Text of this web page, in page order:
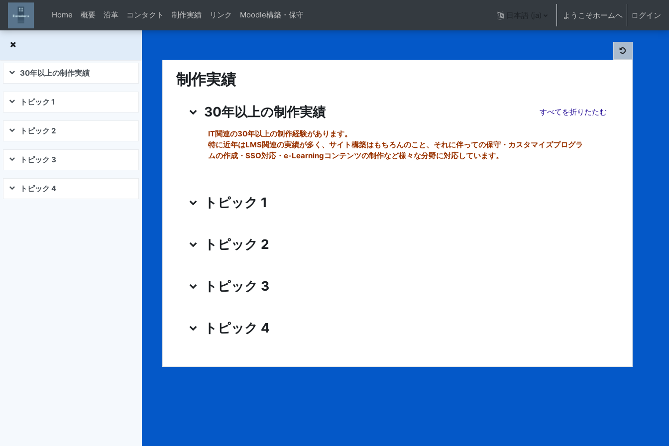
メインコンテンツへスキップする
Home
概要 沿革 コンタクト 制作実績 リンク Moodle構築・保守 日本語 ‎(ja)‎ ようこそホームへ ログイン
折りたたむ
30年以上の制作実績
折りたたむ
トピック 1
折りたたむ
トピック 2
折りたたむ
トピック 3
折りたたむ
トピック 4
制作実績
トピックアウトライン
30年以上の制作実績 すべてを折りたたむ
IT関連の30年以上の制作経験があります。
特に近年はLMS関連の実績が多く、サイト構築はもちろんのこと、それに伴っての保守・カスタマイズプログラ
ムの作成・SSO対応・e-Learningコンテンツの制作など様々な分野に対応しています。
トピック 1
トピック 2
トピック 3
トピック 4